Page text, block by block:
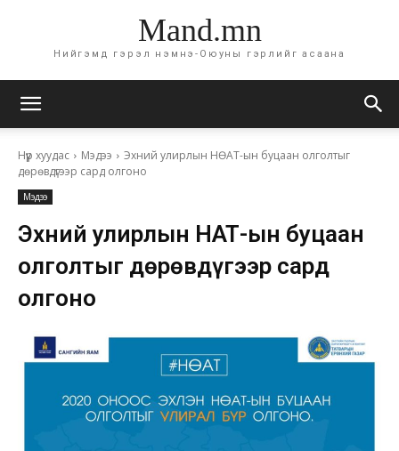
Mand.mn
Нийгэмд гэрэл нэмнэ-Оюуны гэрлийг асаана
Нүүр хуудас Мэдээ
Эхний улирлын НӨАТ-ын буцаан олголтыг
дөрөвдүгээр сард олгоно
Мэдээ
Эхний улирлын НӨАТ-ын буцаан
олголтыг дөрөвдүгээр сард
олгоно